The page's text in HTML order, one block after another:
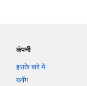
कंपनी
इसके बारे में
ब्लॉग